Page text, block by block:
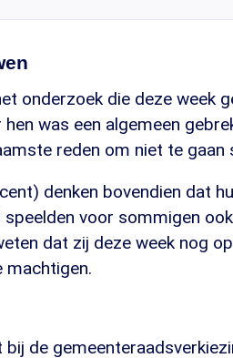
onderzoek die deze week
hen was een algemeen
reden om niet te gaan
denken bovendien dat
voor sommigen
dat zij deze week nog
machtigen.
de